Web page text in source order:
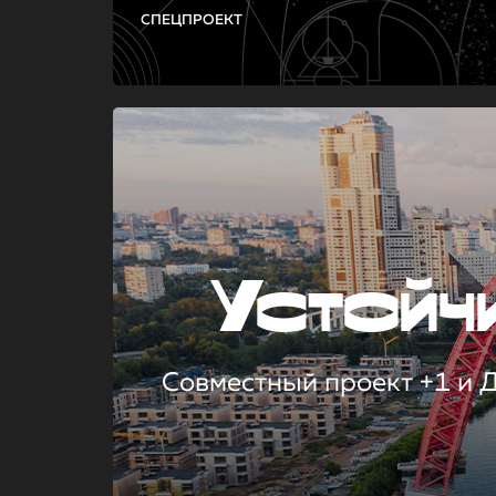
СПЕЦПРОЕКТ
Совместный проект +1 и